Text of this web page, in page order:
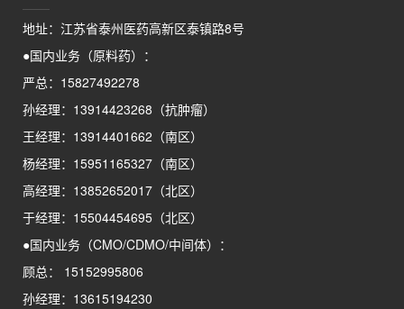
地址：江苏省泰州医药高新区泰镇路8号
●国内业务（原料药）：
严总：15827492278
孙经理：13914423268（抗肿瘤）
王经理：13914401662（南区）
杨经理：15951165327（南区）
高经理：13852652017（北区）
于经理：15504454695（北区）
●国内业务（CMO/CDMO/中间体）：
顾总： 15152995806
孙经理：13615194230